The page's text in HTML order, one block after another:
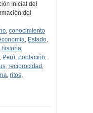
inicial del
del
, conocimiento
, Estado,
historia
, Perú, población,
, reciprocidad ,
, ritos,